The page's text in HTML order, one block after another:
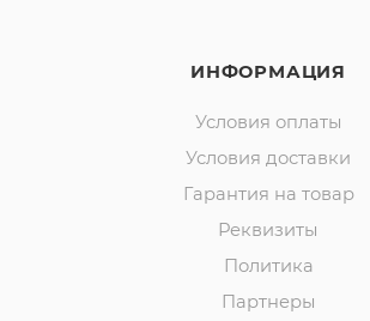
ИНФОРМАЦИЯ
Условия оплаты
Условия доставки
Гарантия на товар
Реквизиты
Политика
Партнеры